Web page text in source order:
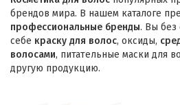
брендов мира. В нашем каталоге
профессиональные бренды. Вы без
себе краску для волос, оксиды,
волосами, питательные маски для
другую продукцию.